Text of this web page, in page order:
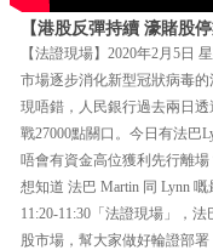
【港股反彈持續 濠賭股
【法證現場】2020年2月5日
市場逐步消化新型冠狀病毒
現唔錯，人民銀行過去兩日
戰27000點關口。今日有法巴
唔會有資金高位獲利先行離場
想知道 法巴 Martin 同 Lynn
11:20-11:30「法證現場」，
股市場，幫大家做好輪證部署